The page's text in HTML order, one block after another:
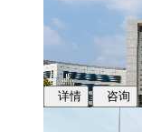
详情 咨询